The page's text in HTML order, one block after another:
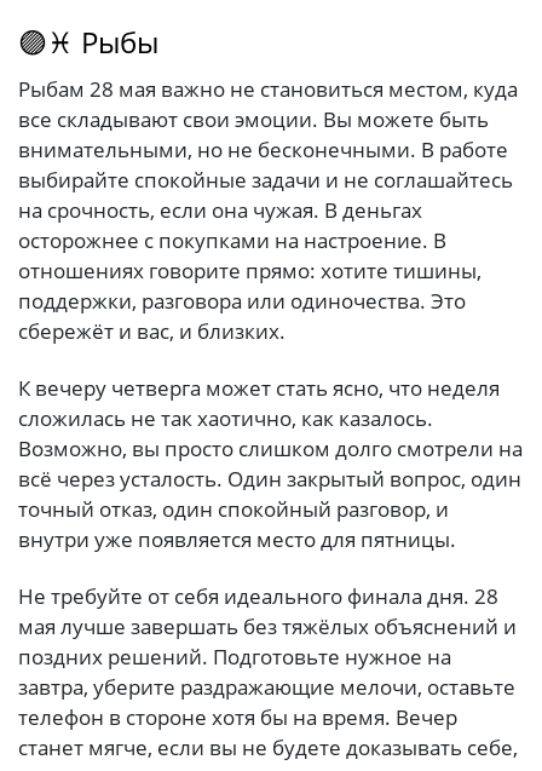
🟣♓ Рыбы
Рыбам 28 мая важно не становиться местом, куда
все складывают свои эмоции. Вы можете быть
внимательными, но не бесконечными. В работе
выбирайте спокойные задачи и не соглашайтесь
на срочность, если она чужая. В деньгах
осторожнее с покупками на настроение. В
отношениях говорите прямо: хотите тишины,
поддержки, разговора или одиночества. Это
сбережёт и вас, и близких.
К вечеру четверга может стать ясно, что неделя
сложилась не так хаотично, как казалось.
Возможно, вы просто слишком долго смотрели на
всё через усталость. Один закрытый вопрос, один
точный отказ, один спокойный разговор, и
внутри уже появляется место для пятницы.
Не требуйте от себя идеального финала дня. 28
мая лучше завершать без тяжёлых объяснений и
поздних решений. Подготовьте нужное на
завтра, уберите раздражающие мелочи, оставьте
телефон в стороне хотя бы на время. Вечер
станет мягче, если вы не будете доказывать себе,